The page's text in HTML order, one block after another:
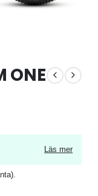
ONE
Läs mer